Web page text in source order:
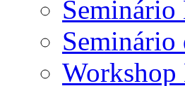
Seminário
Workshop